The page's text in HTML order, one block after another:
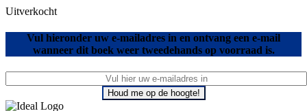
Uitverkocht
Vul hieronder uw e-mailadres in en ontvang een e-mail
wanneer dit boek weer tweedehands op voorraad is.
Houd me op de hoogte!